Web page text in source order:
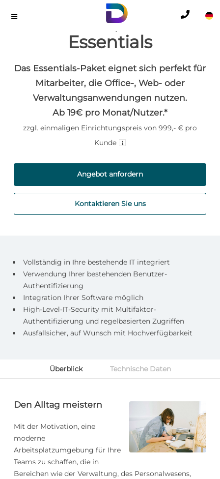
Essentials
Das Essentials-Paket eignet sich perfekt für
Mitarbeiter, die Office-, Web- oder
Verwaltungs­anwendungen nutzen.
Ab 19€ pro Monat/Nutzer.*
zzgl. einmaligen Einrichtungspreis von 999,- € pro
Kunde
Angebot anfordern
Kontaktieren Sie uns
Vollständig in Ihre bestehende IT integriert
Verwendung Ihrer bestehenden Benutzer-
Authentifizierung
Integration Ihrer Software möglich
High-Level-IT-Security mit Multifaktor-
Authentifizierung und regelbasierten Zugriffen
Ausfallsicher, auf Wunsch mit Hochverfügbarkeit
Überblick Technische Daten
Den Alltag meistern
Mit der Motivation, eine
moderne
Arbeitsplatzumgebung für Ihre
Teams zu schaffen, die in
Bereichen wie der Verwaltung, des Personalwesens,